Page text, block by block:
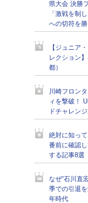
県大会 決勝
「激戦を制
への切符を勝
【ジュニア
レクション
都）
川崎フロン
ィを撃破！
ドチャレン
絶対に知っ
番前に確認
する記事8選
なぜ“石川直
季での引退
年時代